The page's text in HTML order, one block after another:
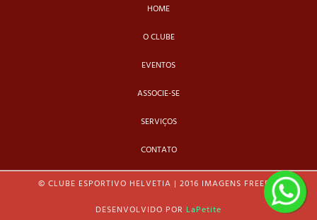
HOME
O CLUBE
EVENTOS
ASSOCIE-SE
SERVIÇOS
CONTATO
© CLUBE ESPORTIVO HELVETIA | 2016 IMAGENS FREEPIK
DESENVOLVIDO POR LaPetite